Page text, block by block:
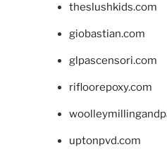
theslushkids.com
giobastian.com
glpascensori.com
rifloorepoxy.com
uptonpvd.com